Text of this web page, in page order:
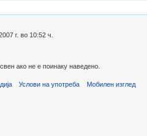
г. во 10:52 ч.
ако не е поинаку наведено.
Услови на употреба Мобилен изглед